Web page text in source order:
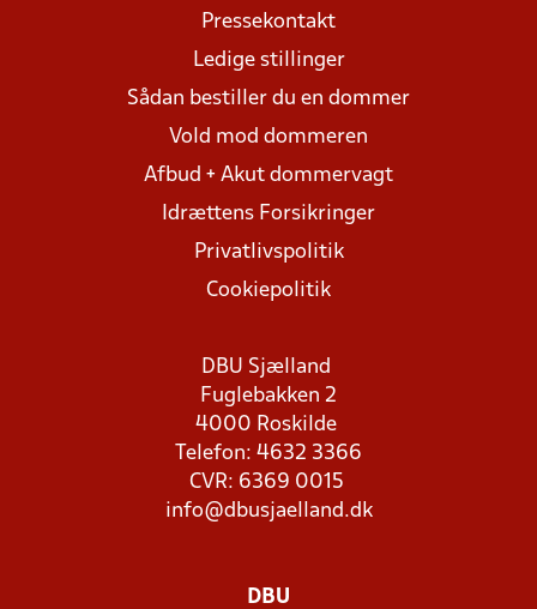
Pressekontakt
Ledige stillinger
Sådan bestiller du en dommer
Vold mod dommeren
Afbud + Akut dommervagt
Idrættens Forsikringer
Privatlivspolitik
Cookiepolitik
DBU Sjælland
Fuglebakken 2
4000 Roskilde
Telefon: 4632 3366
CVR: 6369 0015
info@dbusjaelland.dk
DBU